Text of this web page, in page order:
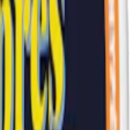
(E460, cellulosa), vatten, salt,
fuktighetsbevarande
surhetsreglerande medel (E501,
(E950, acesulfam k), aromer,
(E1200, polydextros).
Curd Slim
tillverkas i Stockholm. Den
citrussmak, i slimmade prillor som är
20 snus i varje dosa där en